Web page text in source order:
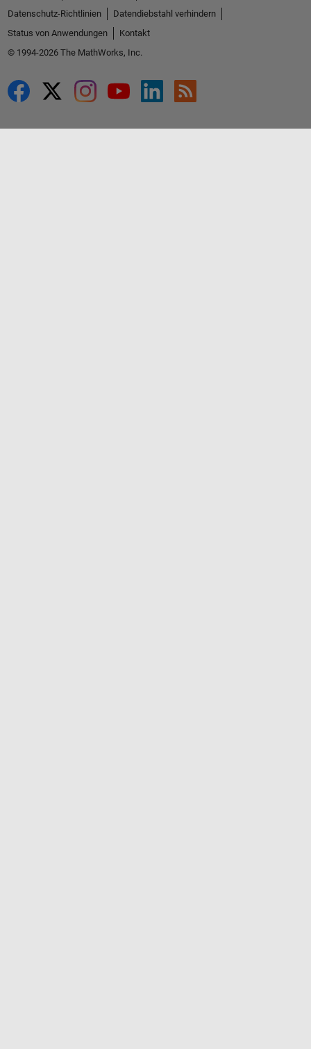
Datenschutz-Richtlinien
Datendiebstahl verhindern
Status von Anwendungen
Kontakt
© 1994-2026 The MathWorks, Inc.